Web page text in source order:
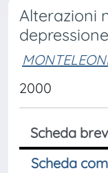
Alterazioni
2000
Scheda
Scheda